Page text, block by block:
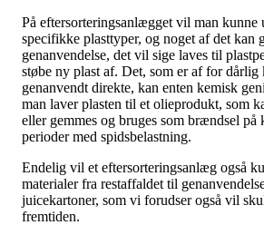
På eftersorteringsanlægget vil man kunne
specifikke plasttyper, og noget af det kan
genanvendelse, det vil sige laves til
støbe ny plast af. Det, som er af for
genanvendt direkte, kan enten kemisk
man laver plasten til et olieprodukt, som
eller gemmes og bruges som brændsel
perioder med spidsbelastning.
Endelig vil et eftersorteringsanlæg også
materialer fra restaffaldet til
juicekartoner, som vi forudser også vil
fremtiden.